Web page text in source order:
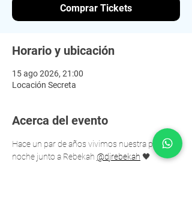
Comprar Tickets
Horario y ubicación
15 ago 2026, 21:00
Locación Secreta
Acerca del evento
Hace un par de años vivimos nuestra primera
noche junto a Rebekah @djrebekah 🖤